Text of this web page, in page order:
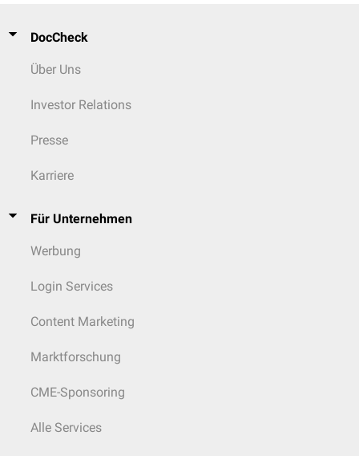
DocCheck
Über Uns
Investor Relations
Presse
Karriere
Für Unternehmen
Werbung
Login Services
Content Marketing
Marktforschung
CME-Sponsoring
Alle Services